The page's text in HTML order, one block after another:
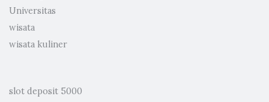
Universitas
wisata
wisata kuliner
slot deposit 5000